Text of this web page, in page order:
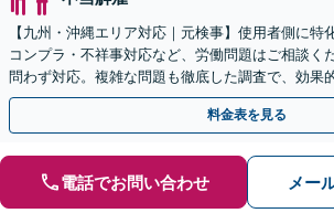
【九州・沖縄エリア対応｜元検事】使用者側に特
コンプラ・不祥事対応など、労働問題はご相談く
問わず対応。複雑な問題も徹底した調査で、効果
目指します。セカンドオピニオン可【休日・夜間
料金表を見る
電話でお問い合わせ メー